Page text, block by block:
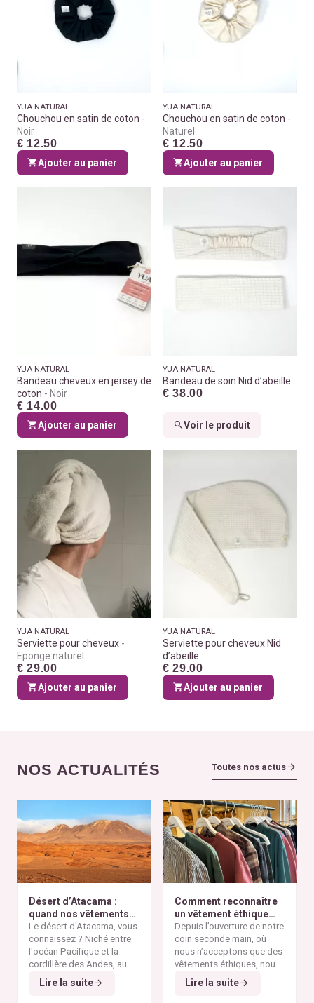
YUA NATURAL
Chouchou en satin de coton
Noir
€ 12.50
Ajouter au panier
YUA NATURAL
Chouchou en satin de coton
Naturel
€ 12.50
Ajouter au panier
YUA NATURAL
Bandeau cheveux en jersey de
coton
Noir
€ 14.00
Ajouter au panier
YUA NATURAL
Bandeau de soin Nid d’abeille
€ 38.00
Voir le produit
YUA NATURAL
Serviette pour cheveux
Eponge naturel
€ 29.00
Ajouter au panier
YUA NATURAL
Serviette pour cheveux Nid
d’abeille
€ 29.00
Ajouter au panier
NOS ACTUALITÉS Toutes nos actus
Désert d’Atacama :
quand nos vêtements
finissent à l’autre bout
du monde
Le désert d'Atacama, vous
connaissez ? Niché entre
l'océan Pacifique et la
cordillère des Andes, au
nord du Chili, il est
considéré comme l'un des
Alors pourquoi parler du
désert d'Atacama sur un
Lire la suite
Comment reconnaître
un vêtement éthique
selon nos critères ?
Depuis l’ouverture de notre
coin seconde main, où
nous n’acceptons que des
vêtements éthiques, nous
avons remarqué qu’il n’est
pas toujours simple pour
Lire la suite